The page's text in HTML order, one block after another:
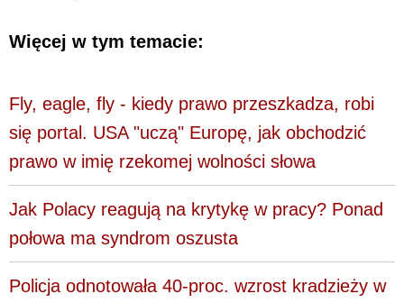
Więcej w tym temacie:
Fly, eagle, fly - kiedy prawo przeszkadza, robi
się portal. USA "uczą" Europę, jak obchodzić
prawo w imię rzekomej wolności słowa
Jak Polacy reagują na krytykę w pracy? Ponad
połowa ma syndrom oszusta
Policja odnotowała 40-proc. wzrost kradzieży w